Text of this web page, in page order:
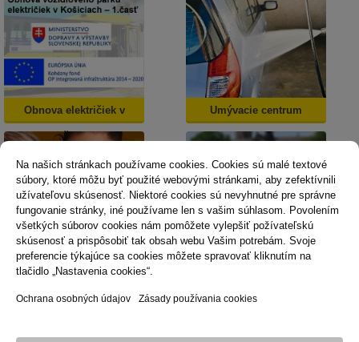
Na našich stránkach používame cookies. Cookies sú malé textové
súbory, ktoré môžu byť použité webovými stránkami, aby zefektívnili
užívateľovu skúsenosť. Niektoré cookies sú nevyhnutné pre správne
fungovanie stránky, iné používame len s vašim súhlasom. Povolením
všetkých súborov cookies nám pomôžete vylepšiť požívateľskú
skúsenosť a prispôsobiť tak obsah webu Vašim potrebám. Svoje
preferencie týkajúce sa cookies môžete spravovať kliknutím na
tlačidlo „Nastavenia cookies“.
Ochrana osobných údajov Zásady používania cookies
Obnova električiek v
Košiciach
Umývacie centrum
Dopravná psychológia Mestská karta